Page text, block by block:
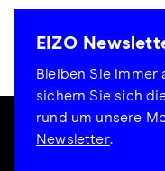
EIZO
Bleiben Sie immer
sichern Sie sich
rund um unsere
Newsletter.